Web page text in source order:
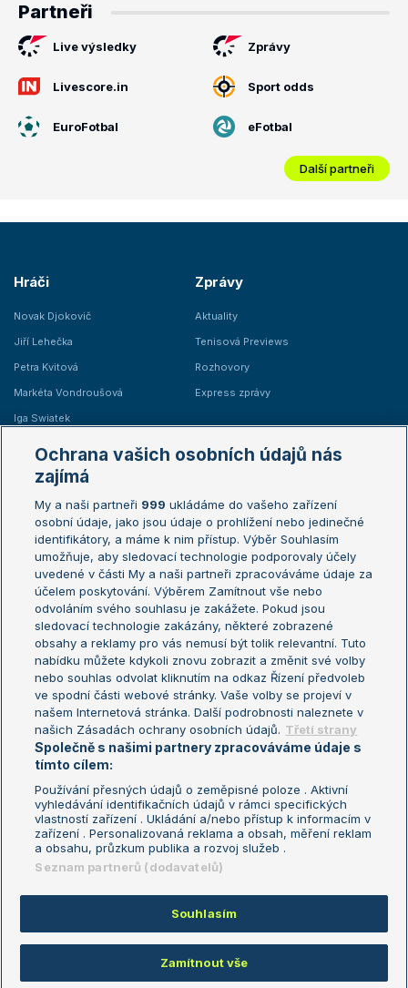
Partneři
Live výsledky Zprávy
Livescore.in Sport odds
EuroFotbal eFotbal
Další partneři
Hráči
Novak Djokovič
Jiří Lehečka
Petra Kvitová
Markéta Vondroušová
Iga Swiatek
Zprávy
Aktuality
Tenisová Previews
Rozhovory
Express zprávy
Žebříčky
Žebříček ATP (muži)
Žebříček WTA (ženy)
Sázkařský žebříček
Australian Open
French Open
Wimbledon
US Open
Turnaj mistrů
Turnaj mistryň
Aktualní trendy
Fotbalové přestupy
Livesport Daily
LS Prague Open
Podmínky užití
Nastavení soukromí
GDPR a žurnalistika
Reklama
Kontakt
Informace o zpracování osobních
údajů
Copyright © 2008-2026 TenisPortal.cz. Využíváme zpravodajství ČTK.
Ochrana vašich osobních údajů nás
zajímá
My a naši partneři 999 ukládáme do vašeho zařízení
osobní údaje, jako jsou údaje o prohlížení nebo jedinečné
identifikátory, a máme k nim přístup. Výběr Souhlasím
umožňuje, aby sledovací technologie podporovaly účely
uvedené v části My a naši partneři zpracováváme údaje za
účelem poskytování. Výběrem Zamítnout vše nebo
odvoláním svého souhlasu je zakážete. Pokud jsou
sledovací technologie zakázány, některé zobrazené
obsahy a reklamy pro vás nemusí být tolik relevantní. Tuto
nabídku můžete kdykoli znovu zobrazit a změnit své volby
nebo souhlas odvolat kliknutím na odkaz Řízení předvoleb
ve spodní části webové stránky. Vaše volby se projeví v
našem Internetová stránka. Další podrobnosti naleznete v
našich Zásadách ochrany osobních údajů. Třetí strany
Společně s našimi partnery zpracováváme údaje s
tímto cílem:
Používání přesných údajů o zeměpisné poloze . Aktivní
vyhledávání identifikačních údajů v rámci specifických
vlastností zařízení . Ukládání a/nebo přístup k informacím v
zařízení . Personalizovaná reklama a obsah, měření reklam
a obsahu, průzkum publika a rozvoj služeb .
Seznam partnerů (dodavatelů)
Souhlasím
Zamítnout vše